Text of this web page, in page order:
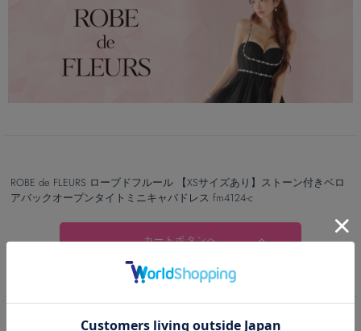
ROBE de FLEURS ローブドフルール 【XSサイズあり】ストーン付きベロ
アバックオープンタイトミニキャバドレス fm4124-c
カートボタンへ